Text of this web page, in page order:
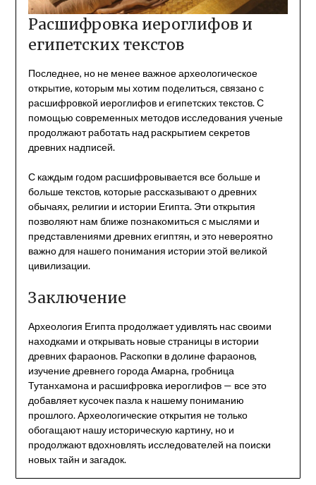
Расшифровка иероглифов и
египетских текстов
Последнее, но не менее важное археологическое
открытие, которым мы хотим поделиться, связано с
расшифровкой иероглифов и египетских текстов. С
помощью современных методов исследования ученые
продолжают работать над раскрытием секретов
древних надписей.
С каждым годом расшифровывается все больше и
больше текстов, которые рассказывают о древних
обычаях, религии и истории Египта. Эти открытия
позволяют нам ближе познакомиться с мыслями и
представлениями древних египтян, и это невероятно
важно для нашего понимания истории этой великой
цивилизации.
Заключение
Археология Египта продолжает удивлять нас своими
находками и открывать новые страницы в истории
древних фараонов. Раскопки в долине фараонов,
изучение древнего города Амарна, гробница
Тутанхамона и расшифровка иероглифов — все это
добавляет кусочек пазла к нашему пониманию
прошлого. Археологические открытия не только
обогащают нашу историческую картину, но и
продолжают вдохновлять исследователей на поиски
новых тайн и загадок.